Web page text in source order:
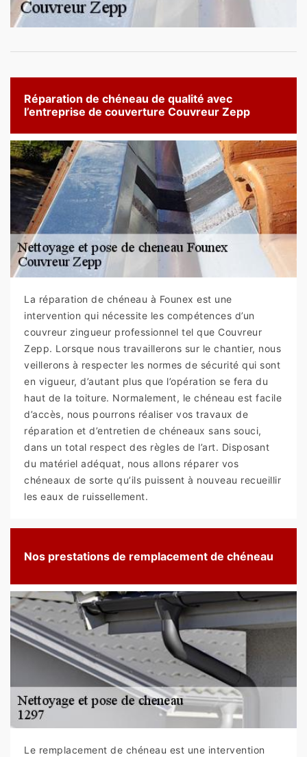
Réparation de chéneau de qualité avec
l’entreprise de couverture Couvreur Zepp
La réparation de chéneau à Founex est une
intervention qui nécessite les compétences d’un
couvreur zingueur professionnel tel que Couvreur
Zepp. Lorsque nous travaillerons sur le chantier, nous
veillerons à respecter les normes de sécurité qui sont
en vigueur, d’autant plus que l’opération se fera du
haut de la toiture. Normalement, le chéneau est facile
d’accès, nous pourrons réaliser vos travaux de
réparation et d’entretien de chéneaux sans souci,
dans un total respect des règles de l’art. Disposant
du matériel adéquat, nous allons réparer vos
chéneaux de sorte qu’ils puissent à nouveau recueillir
les eaux de ruissellement.
Nos prestations de remplacement de chéneau
Le remplacement de chéneau est une intervention